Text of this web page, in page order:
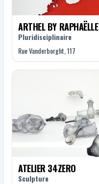
ARTHEL BY RAPHAËLLE
Pluridisciplinaire
Rue Vanderborght, 117
ATELIER 34ZERO
Sculpture